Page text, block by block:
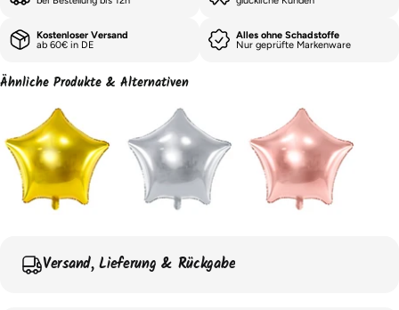
Kostenloser Versand
ab 60€ in DE
Alles ohne Schadstoffe
Nur geprüfte Markenware
Ähnliche Produkte & Alternativen
Versand, Lieferung & Rückgabe